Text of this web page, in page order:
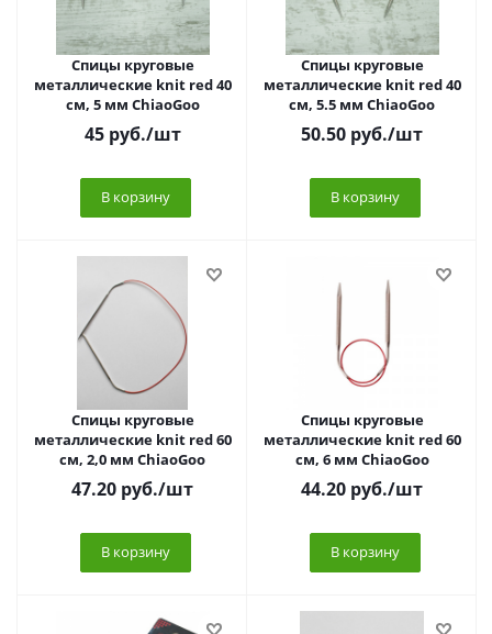
Спицы круговые
металлические knit red 40
см, 5 мм ChiaoGoo
45руб./шт
В корзину
Спицы круговые
металлические knit red 40
см, 5.5 мм ChiaoGoo
50.50 руб./шт
В корзину
Спицы круговые
металлические knit red 60
см, 2,0 мм ChiaoGoo
47.20 руб./шт
В корзину
Спицы круговые
металлические knit red 60
см, 6 мм ChiaoGoo
44.20 руб./шт
В корзину